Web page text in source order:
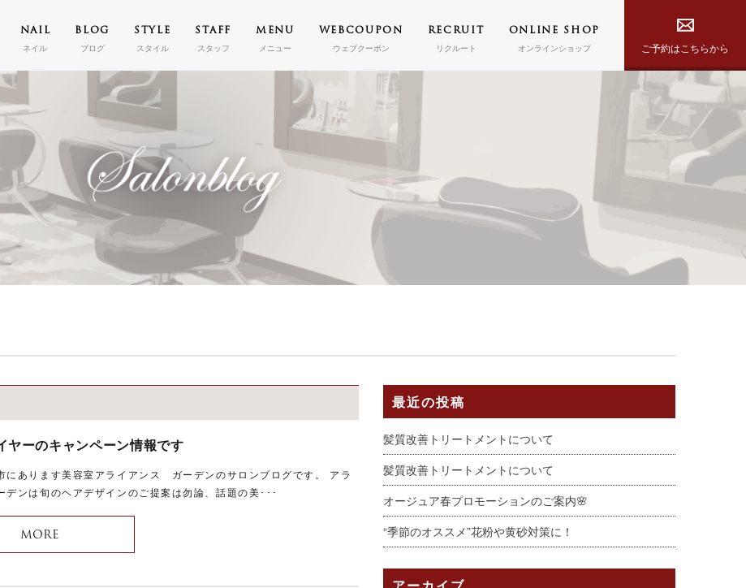
TOP
NAIL
ネイル
BLOG
ブログ
STYLE
ウェブクーポン
RECRUIT
リクルート
ご予約はこちらから
NAIL
ネイル
BLOG
ブログ
STYLE
スタイル
STAFF
スタッフ
MENU
メニュー
WEBCOUPON
ウェブクーポン
RECRUIT
リクルート
ONLINE SHOP
オンラインショップ ご予約はこちらから
ヤーのキャンペーン情報です
にあります美容室アライアンス ガーデンのサロンブログです。 アラ
デンは旬のヘアデザインのご提案は勿論、話題の美･･･
MORE
最近の投稿
髪質改善トリートメントについて
髪質改善トリートメントについて
オージュア春プロモーションのご案内🌸
“季節のオススメ”花粉や黄砂対策に！